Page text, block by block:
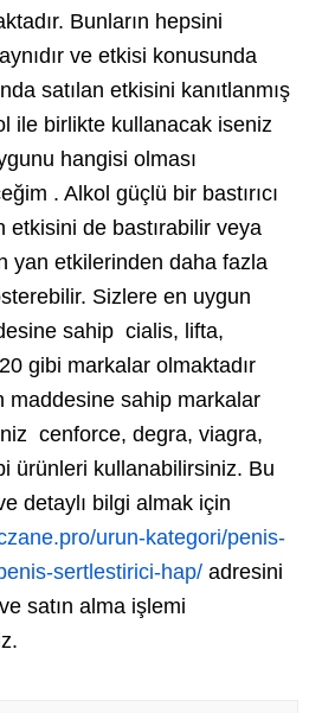
Bunların hepsini
ve etkisi konusunda
satılan etkisini kanıtlanmış
ile birlikte kullanacak iseniz
hangisi olması
. Alkol güçlü bir bastırıcı
etkisini de bastırabilir veya
yan etkilerinden daha fazla
Sizlere en uygun
sahip cialis, lifta,
gibi markalar olmaktadır
maddesine sahip markalar
cenforce, degra, viagra,
ürünleri kullanabilirsiniz. Bu
detaylı bilgi almak için
urun-kategori/penis-
sertlestirici-hap/ adresini
satın alma işlemi